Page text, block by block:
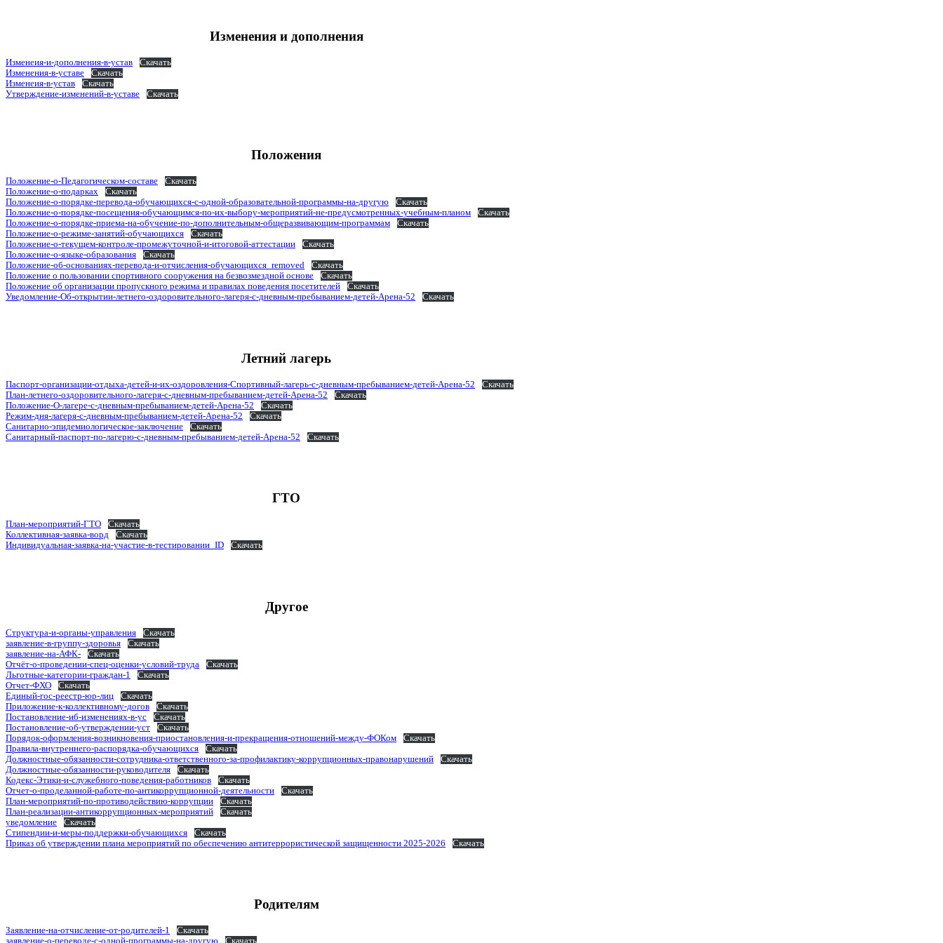
Изменения и дополнения
Изменеия-и-дополнения-в-устав
Скачать
Изменения-в-уставе
Скачать
Изменеия-в-устав
Скачать
Утверждение-изменений-в-уставе
Скачать
Положения
Положение-о-Педагогическом-составе
Скачать
Положение-о-подарках
Скачать
Положение-о-порядке-перевода-обучающихся-с-одной-образовательной-программы-на-другую
Скачать
Положение-о-порядке-посещения-обучающимся-по-их-выбору-мероприятий-не-предусмотренных-учебным-планом
Скачать
Положение-о-порядке-приема-на-обучение-по-дополнительным-общеразвивающим-программам
Скачать
Положение-о-режиме-занятий-обучающихся
Скачать
Положение-о-текущем-контроле-промежуточной-и-итоговой-аттестации
Скачать
Положение-о-языке-образования
Скачать
Положение-об-основаниях-перевода-и-отчисления-обучающихся_removed
Скачать
Положение о пользовании спортивного сооружения на безвозмездной основе
Скачать
Положение об организации пропускного режима и правилах поведения посетителей
Скачать
Уведомление-Об-открытии-летнего-оздоровительного-лагеря-с-дневным-пребыванием-детей-Арена-52
Скачать
Летний лагерь
Паспорт-организации-отдыха-детей-и-их-оздоровления-Спортивный-лагерь-с-дневным-пребыванием-детей-Арена-52
Скачать
План-летнего-оздоровительного-лагеря-с-дневным-пребыванием-детей-Арена-52
Скачать
Положение-О-лагере-с-дневным-пребыванием-детей-Арена-52
Скачать
Режим-дня-лагеря-с-дневным-пребыванием-детей-Арена-52
Скачать
Санитарно-эпидемиологическое-заключение
Скачать
Санитарный-паспорт-по-лагерю-с-дневным-пребыванием-детей-Арена-52
Скачать
ГТО
План-мероприятий-ГТО
Скачать
Коллективная-заявка-ворд
Скачать
Индивидуальная-заявка-на-участие-в-тестировании_ID
Скачать
Другое
Структура-и-органы-управления
Скачать
заявление-в-группу-здоровья
Скачать
заявление-на-АФК-
Скачать
Отчёт-о-проведении-спец-оценки-условий-труда
Скачать
Льготные-категории-граждан-1
Скачать
Отчет-ФХО
Скачать
Единый-гос-реестр-юр-лиц
Скачать
Приложение-к-коллективному-догов
Скачать
Постановление-иб-изменениях-в-ус
Скачать
Постановление-об-утверждении-уст
Скачать
Порядок-оформления-возникновения-приостановления-и-прекращения-отношений-между-ФОКом
Скачать
Правила-внутреннего-распорядка-обучающихся
Скачать
Должностные-обязанности-сотрудника-ответственного-за-профилактику-коррупционных-правонарушений
Скачать
Должностные-обязанности-руководителя
Скачать
Кодекс-Этики-и-служебного-поведения-работников
Скачать
Отчет-о-проделанной-работе-по-антикоррупционной-деятельности
Скачать
План-мероприятий-по-противодействию-коррупции
Скачать
План-реализации-антикоррупционных-мероприятий
Скачать
уведомление
Скачать
Стипендии-и-меры-поддержки-обучающихся
Скачать
Приказ об утверждении плана мероприятий по обеспечению антитеррористической защищенности 2025-2026
Скачать
Родителям
Заявление-на-отчисление-от-родителей-1
Скачать
заявление-о-переводе-с-одной-программы-на-другую
Скачать